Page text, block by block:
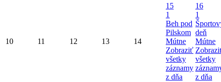
10 11 12 13 14
15
1
Beh pod
Pilskom
Mútne
Zobraziť
všetky
záznamy
z dňa
16
1
deň
Mútne
všetky
z dňa